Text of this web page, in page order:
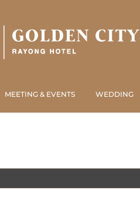
MEETING & EVENTS WEDDING